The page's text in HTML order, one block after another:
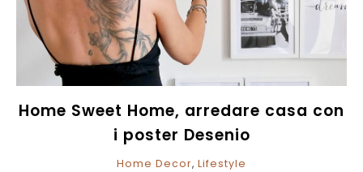
Home Sweet Home, arredare casa con
i poster Desenio
Home Decor, Lifestyle